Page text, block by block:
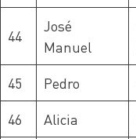
44
José
Manuel
45 Pedro
46
Alicia